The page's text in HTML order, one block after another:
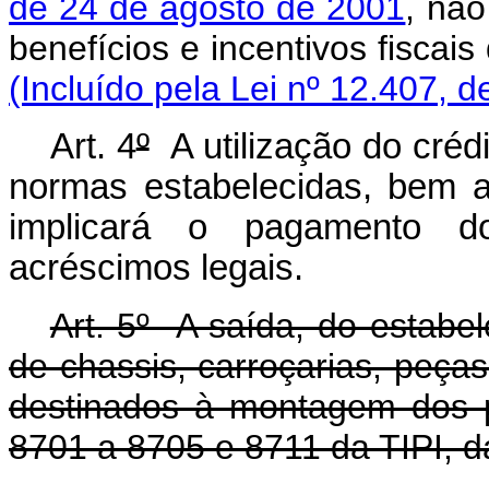
benefícios e
(Incluído pela Lei nº 12.407,
Art. 4ºA utilização do
normas estabelecidas, bem
implicará o pagamento
acréscimos legais.
Art. 5º A saída, do
de chassis, carroçarias,
destinados à montagem dos
8701 a 8705 e 8711 da TIPI,